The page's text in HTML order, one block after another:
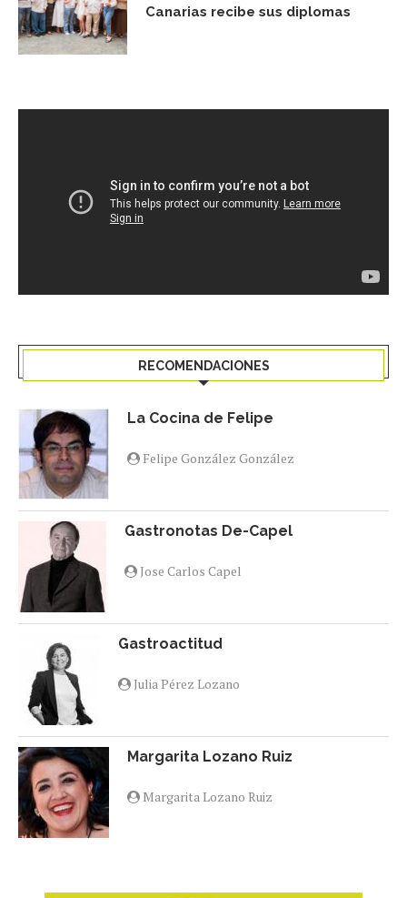
Canarias recibe sus diplomas
RECOMENDACIONES
La Cocina de Felipe
Felipe González González
Gastronotas De-Capel
Jose Carlos Capel
Gastroactitud
Julia Pérez Lozano
Margarita Lozano Ruiz
Margarita Lozano Ruiz